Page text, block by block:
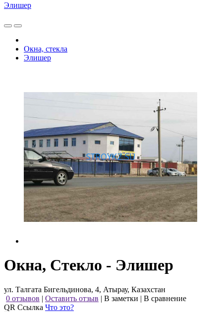
Элишер
Окна, стекла
Элишер
Окна, Стекло - Элишер
ул. Талгата Бигельдинова, 4, Атырау, Казахстан
0 отзывов | Оставить отзыв | В заметки | В сравнение
QR Ссылка Что это?